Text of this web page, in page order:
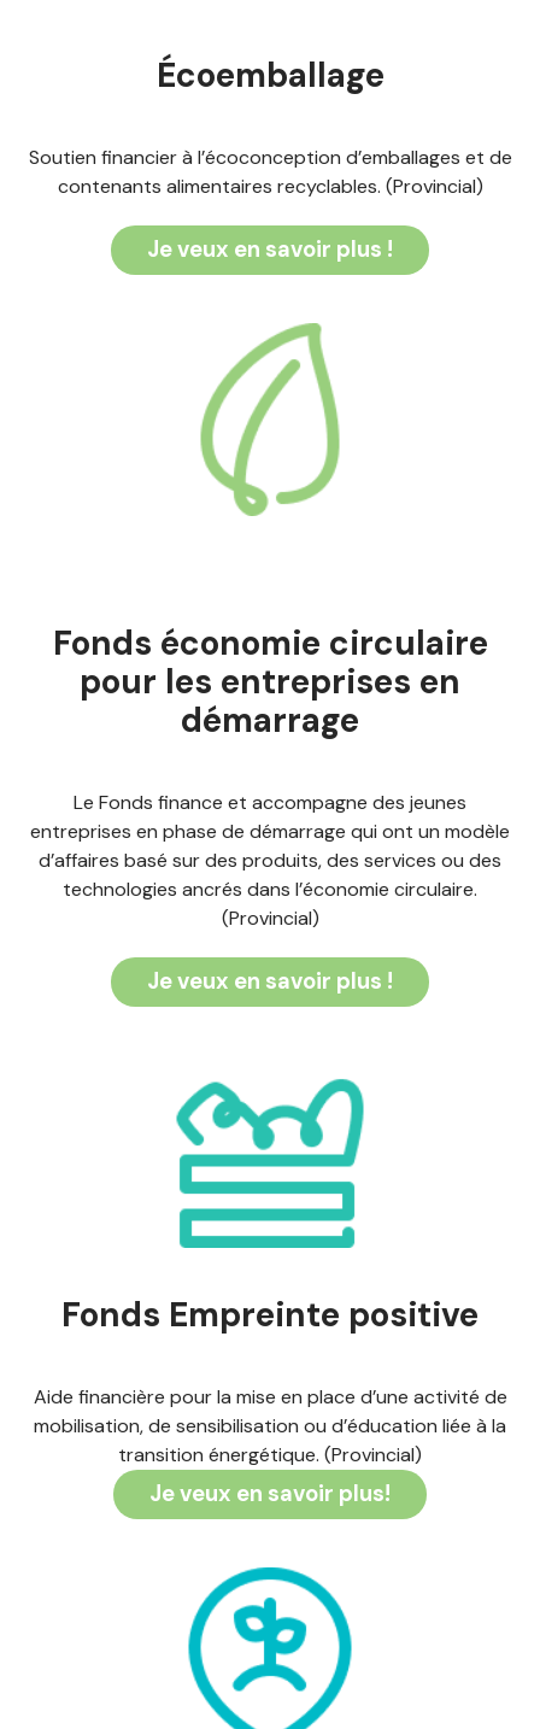
Écoemballage
Soutien financier à l’écoconception d’emballages et de
contenants alimentaires recyclables. (Provincial)
Je veux en savoir plus !
Fonds économie circulaire
pour les entreprises en
démarrage
Le Fonds finance et accompagne des jeunes
entreprises en phase de démarrage qui ont un modèle
d’affaires basé sur des produits, des services ou des
technologies ancrés dans l’économie circulaire.
(Provincial)
Je veux en savoir plus !
Fonds Empreinte positive
Aide financière pour la mise en place d’une activité de
mobilisation, de sensibilisation ou d’éducation liée à la
transition énergétique. (Provincial)
Je veux en savoir plus!